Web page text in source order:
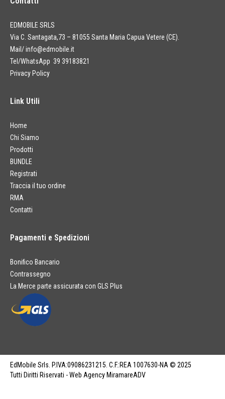
EDMOBILE SRLS
Via C. Santagata,73 – 81055 Santa Maria Capua Vetere (CE).
Mail/info@edmobile.it
Tel/WhatsApp 39 39183821
Privacy Policy
Link Utili
Home
Chi Siamo
Prodotti
BUNDLE
Registrati
Traccia il tuo ordine
RMA
Contatti
Pagamenti e Spedizioni
Bonifico Bancario
Contrassegno
La Merce parte assicurata con GLS Plus
EdMobile Srls. P.IVA:09086231215. C.F.:REA 1007630-NA © 2025
Tutti Diritti Riservati - Web Agency MiramareADV